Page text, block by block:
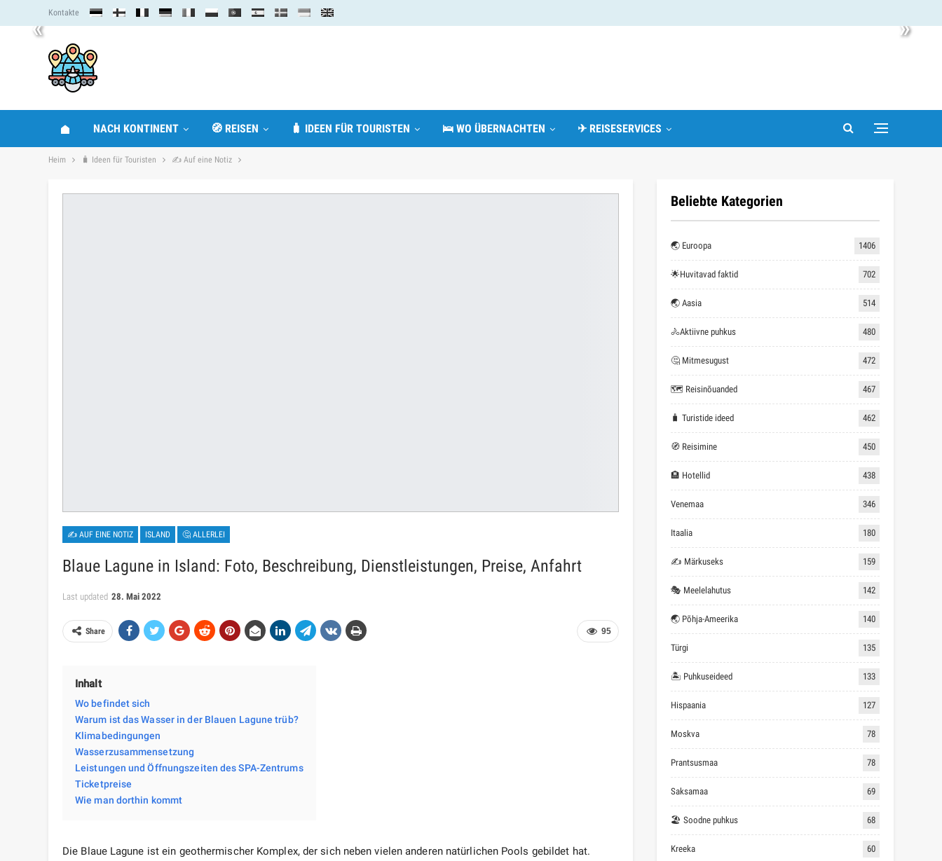
« »
Kontakte
NACH KONTINENT 🧭 REISEN 🧳 IDEEN FÜR TOURISTEN 🛌 WO ÜBERNACHTEN ✈ REISESERVICES
Heim 🧳 Ideen für Touristen ✍ Auf eine Notiz
✍ AUF EINE NOTIZ ISLAND 🤔 ALLERLEI
Blaue Lagune in Island: Foto, Beschreibung, Dienstleistungen, Preise, Anfahrt
Last updated 28. Mai 2022
95
Share
Inhalt
Wo befindet sich
Warum ist das Wasser in der Blauen Lagune trüb?
Klimabedingungen
Wasserzusammensetzung
Leistungen und Öffnungszeiten des SPA-Zentrums
Ticketpreise
Wie man dorthin kommt
Die Blaue Lagune ist ein geothermischer Komplex, der sich neben vielen anderen natürlichen Pools gebildet hat.
Beliebte Kategorien
🌏 Euroopa 1406
🌟Huvitavad faktid 702
🌏 Aasia 514
🚴Aktiivne puhkus 480
🤔 Mitmesugust 472
🗺 Reisinõuanded 467
🧳 Turistide ideed 462
🧭 Reisimine 450
🏨 Hotellid 438
Venemaa 346
Itaalia 180
✍ Märkuseks 159
🎭 Meelelahutus 142
🌏 Põhja-Ameerika 140
Türgi 135
🏝 Puhkuseideed 133
Hispaania 127
Moskva 78
Prantsusmaa 78
Saksamaa 69
🏖 Soodne puhkus 68
Kreeka 60